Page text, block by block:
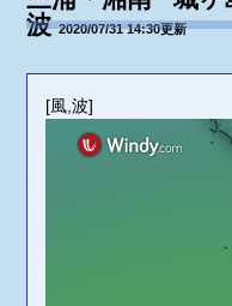
波2020/07/31 14:30更新
[風,波]